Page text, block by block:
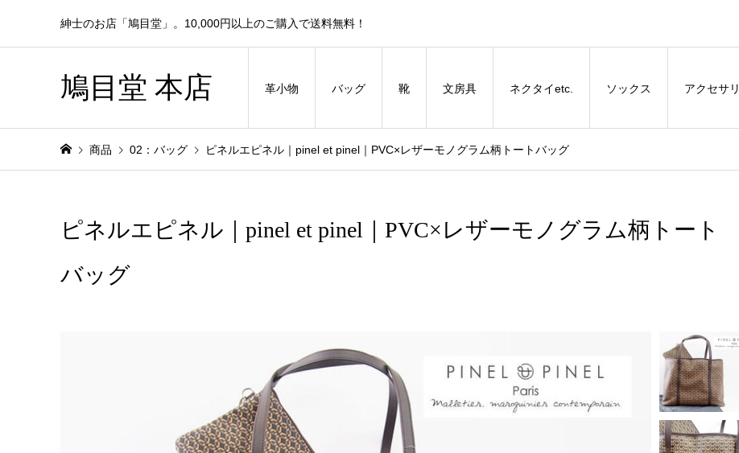
紳士のお店「鳩目堂」。10,000円以上のご購入で送料無料！
鳩目堂 本店 革小物 バッグ 靴 文房具 ネクタイetc. ソックス アクセサリ
商品 02：バッグ ピネルエピネル｜pinel et pinel｜PVC×レザーモノグラム柄トートバッグ
ピネルエピネル｜pinel et pinel｜PVC×レザーモノグラム柄トート
バッグ